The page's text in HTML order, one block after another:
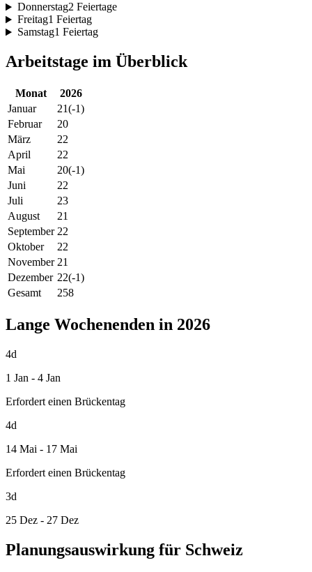
Donnerstag2 Feiertage
Freitag1 Feiertag
Samstag1 Feiertag
Arbeitstage im Überblick
Monat
2026
Januar
21(-1)
Februar
20
März
22
April
22
Mai
20(-1)
Juni
22
Juli
23
August
21
September 22
Oktober
22
November 21
Dezember 22(-1)
Gesamt
258
Lange Wochenenden in 2026
4d
1 Jan - 4 Jan
Erfordert einen Brückentag
4d
14 Mai - 17 Mai
Erfordert einen Brückentag
3d
25 Dez - 27 Dez
Planungsauswirkung für Schweiz